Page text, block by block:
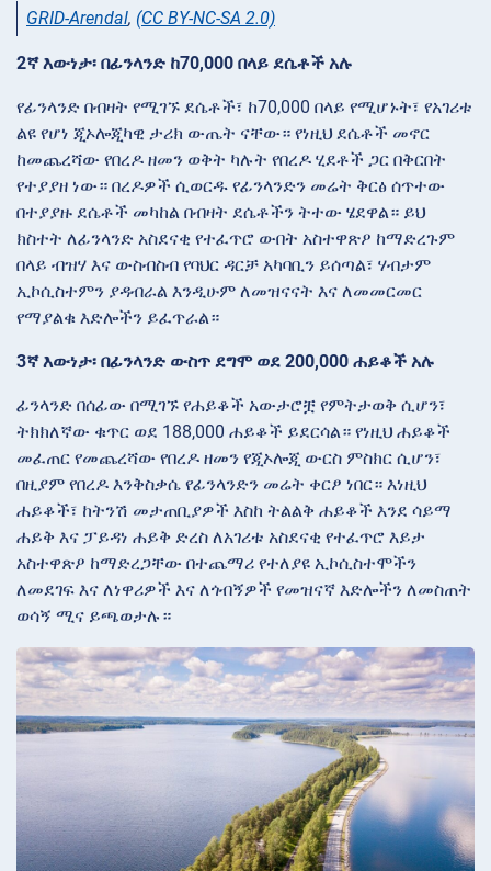
GRID-Arendal, (CC BY-NC-SA 2.0)
2ኛ እውነታ፡ በፊንላንድ ከ70,000 በላይ ደሴቶች አሉ
የፊንላንድ በብዛት የሚገኙ ደሴቶች፣ ከ70,000 በላይ የሚሆኑት፣ የአገሪቱ
ልዩ የሆነ ጂኦሎጂካዊ ታሪክ ውጤት ናቸው። የነዚህ ደሴቶች መኖር
ከመጨረሻው የበረዶ ዘመን ወቅት ካሉት የበረዶ ሂደቶች ጋር በቅርበት
የተያያዘ ነው። በረዶዎች ሲወርዱ የፊንላንድን መሬት ቅርፅ ሰጥተው
በተያያዙ ደሴቶች መካከል በብዛት ደሴቶችን ትተው ሄደዋል። ይህ
ክስተት ለፊንላንድ አስደናቂ የተፈጥሮ ውበት አስተዋጽዖ ከማድረጉም
በላይ ብዝሃ እና ውስብስብ የባህር ዳርቻ አካባቢን ይሰጣል፣ ሃብታም
ኢኮሲስተምን ያዳብራል እንዲሁም ለመዝናናት እና ለመመርመር
የማያልቁ እድሎችን ይፈጥራል።
3ኛ እውነታ፡ በፊንላንድ ውስጥ ደግሞ ወደ 200,000 ሐይቆች አሉ
ፊንላንድ በሰፊው በሚገኙ የሐይቆች አውታሮቿ የምትታወቅ ሲሆን፣
ትክክለኛው ቁጥር ወደ 188,000 ሐይቆች ይደርሳል። የነዚህ ሐይቆች
መፈጠር የመጨረሻው የበረዶ ዘመን የጂኦሎጂ ውርስ ምስክር ሲሆን፣
በዚያም የበረዶ እንቅስቃሴ የፊንላንድን መሬት ቀርፆ ነበር። እነዚህ
ሐይቆች፣ ከትንሽ መታጠቢያዎች እስከ ትልልቅ ሐይቆች እንደ ሳይማ
ሐይቅ እና ፓይዳነ ሐይቅ ድረስ ለአገሪቱ አስደናቂ የተፈጥሮ እይታ
አስተዋጽዖ ከማድረጋቸው በተጨማሪ የተለያዩ ኢኮሲስተሞችን
ለመደገፍ እና ለነዋሪዎች እና ለጎብኝዎች የመዝናኛ እድሎችን ለመስጠት
ወሳኝ ሚና ይጫወታሉ።